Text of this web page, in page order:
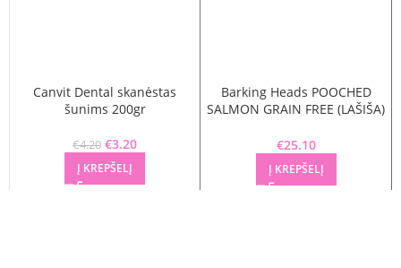
Canvit Dental skanėstas
šunims 200gr
€4.20 Original price was: €4.20.
€3.20
Į KREPŠELĮ
Barking Heads POOCHED
SALMON GRAIN FREE (LAŠIŠA)
€25.10
Į KREPŠELĮ